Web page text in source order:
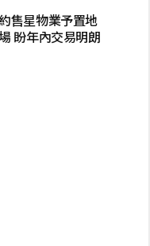
售星物業予置地
盼年內交易明朗